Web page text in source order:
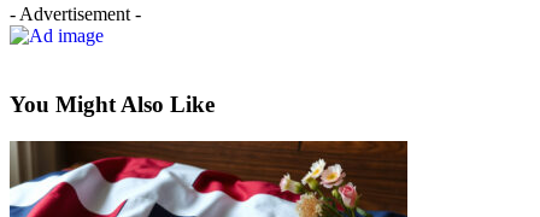
- Advertisement -
You Might Also Like